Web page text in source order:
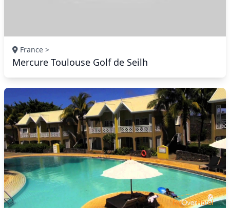
France >
Mercure Toulouse Golf de Seilh